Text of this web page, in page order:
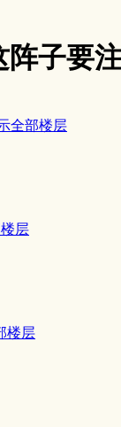
阵子要
全部楼层
层
楼层